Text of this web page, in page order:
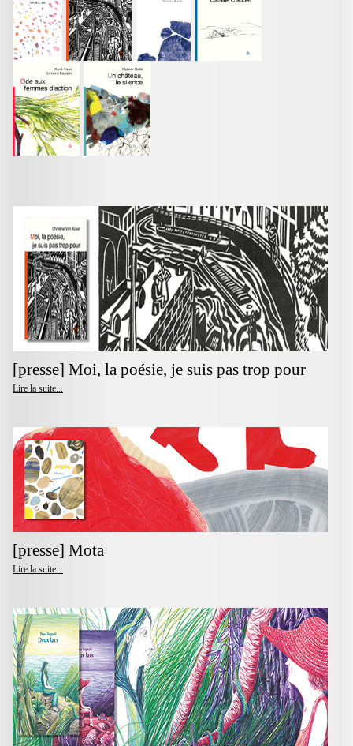
[presse] Moi, la poésie, je suis pas trop pour
Lire la suite...
[presse] Mota
Lire la suite...